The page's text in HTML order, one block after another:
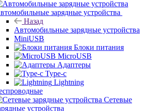
зарядные устройства
Назад
Автомобильные зарядные устройства
MiniUSB
Блоки питания
MicroUSB
Адаптеры
Type-c
Lightning
Сетевые
устройства